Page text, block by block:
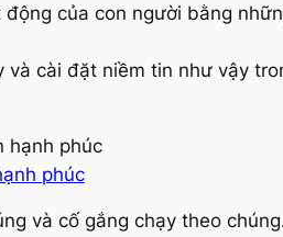
của con người bằng
cài đặt niềm tin như vậy
phúc
và cố gắng chạy theo